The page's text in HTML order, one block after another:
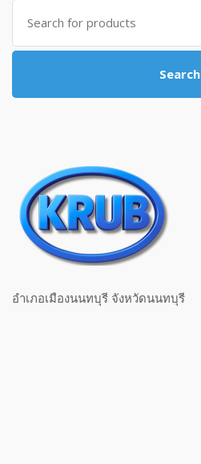
Search for:
Search
อำเภอเมืองนนทบุรี จังหวัดนนทบุรี